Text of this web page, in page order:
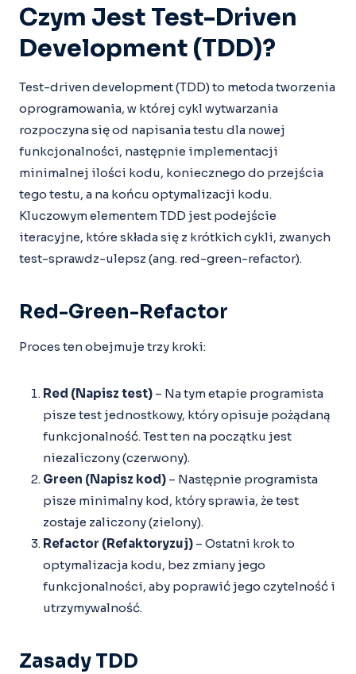
Czym Jest Test-Driven
Development (TDD)?
Test-driven development (TDD) to metoda tworzenia
oprogramowania, w której cykl wytwarzania
rozpoczyna się od napisania testu dla nowej
funkcjonalności, następnie implementacji
minimalnej ilości kodu, koniecznego do przejścia
tego testu, a na końcu optymalizacji kodu.
Kluczowym elementem TDD jest podejście
iteracyjne, które składa się z krótkich cykli, zwanych
test-sprawdz-ulepsz (ang. red-green-refactor).
Red-Green-Refactor
Proces ten obejmuje trzy kroki:
Red (Napisz test) – Na tym etapie programista
pisze test jednostkowy, który opisuje pożądaną
funkcjonalność. Test ten na początku jest
niezaliczony (czerwony).
Green (Napisz kod) – Następnie programista
pisze minimalny kod, który sprawia, że test
zostaje zaliczony (zielony).
Refactor (Refaktoryzuj) – Ostatni krok to
optymalizacja kodu, bez zmiany jego
funkcjonalności, aby poprawić jego czytelność i
utrzymywalność.
Zasady TDD